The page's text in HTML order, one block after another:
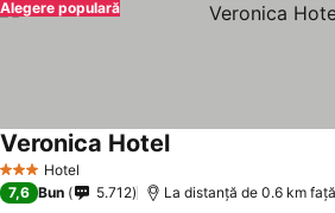
Alegere populară
3 SteleHotel
Veronica Hotel
7,6 Bun 5.712 La distanță de 0.6 km